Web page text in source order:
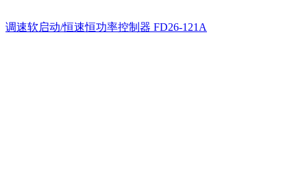
调速软启动/恒速恒功率控制器 FD26-121A